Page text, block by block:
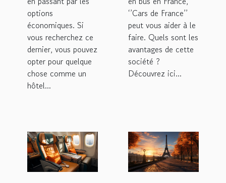
options
économiques. Si
vous recherchez ce
dernier, vous pouvez
opter pour quelque
chose comme un
hôtel...
‘’Cars de France’’
peut vous aider à le
faire. Quels sont les
avantages de cette
société ?
Découvrez ici...